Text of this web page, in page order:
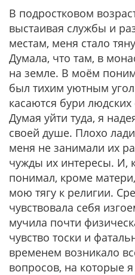
В подростковом
выстаивая службы и
местам, меня стало
Думала, что там, в
на земле. В моём
был тихим уютным
касаются бури людских
Думая уйти туда, я
своей душе. Плохо
меня не занимали их
чужды их интересы. И,
понимал, кроме
мою тягу к религии.
чувствовала себя
мучила почти
чувство тоски и
временем возникало
вопросов, на которые